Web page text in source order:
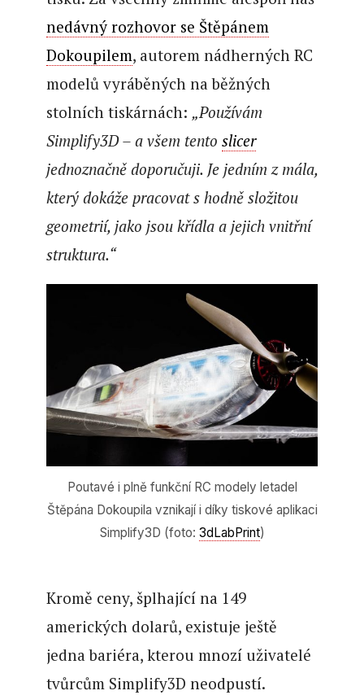
nedávný rozhovor se Štěpánem
Dokoupilem, autorem nádherných RC
modelů vyráběných na běžných
stolních tiskárnách: „Používám
Simplify3D – a všem tento slicer
jednoznačně doporučuji. Je jedním z mála,
který dokáže pracovat s hodně složitou
geometrií, jako jsou křídla a jejich vnitřní
struktura.“
Poutavé i plně funkční RC modely letadel
Štěpána Dokoupila vznikají i díky tiskové aplikaci
Simplify3D (foto: 3dLabPrint)
Kromě ceny, šplhající na 149
amerických dolarů, existuje ještě
jedna bariéra, kterou mnozí uživatelé
tvůrcům Simplify3D neodpustí.